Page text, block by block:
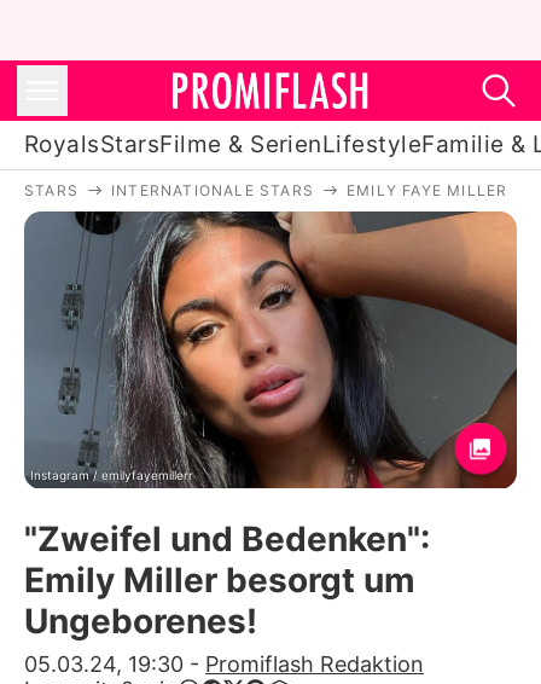
RoyalsStarsFilme & SerienLifestyleFamilie &
Royals
Stars
Filme & Serien
Lifestyle
Familie & Liebe
Promiflash Exklusiv
Alle Themen auf Promiflash
Jobs
App runterladen
STARS INTERNATIONALE STARS EMILY FAYE MILLER
Instagram / emilyfayemillerr
"Zweifel und Bedenken":
Emily Miller besorgt um
Ungeborenes!
05.03.24, 19:30 - Promiflash Redaktion